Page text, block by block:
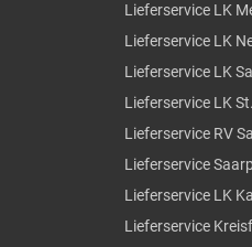
Lieferservice LK
Lieferservice LK
Lieferservice LK
Lieferservice LK
Lieferservice RV
Lieferservice
Lieferservice LK
Lieferservice